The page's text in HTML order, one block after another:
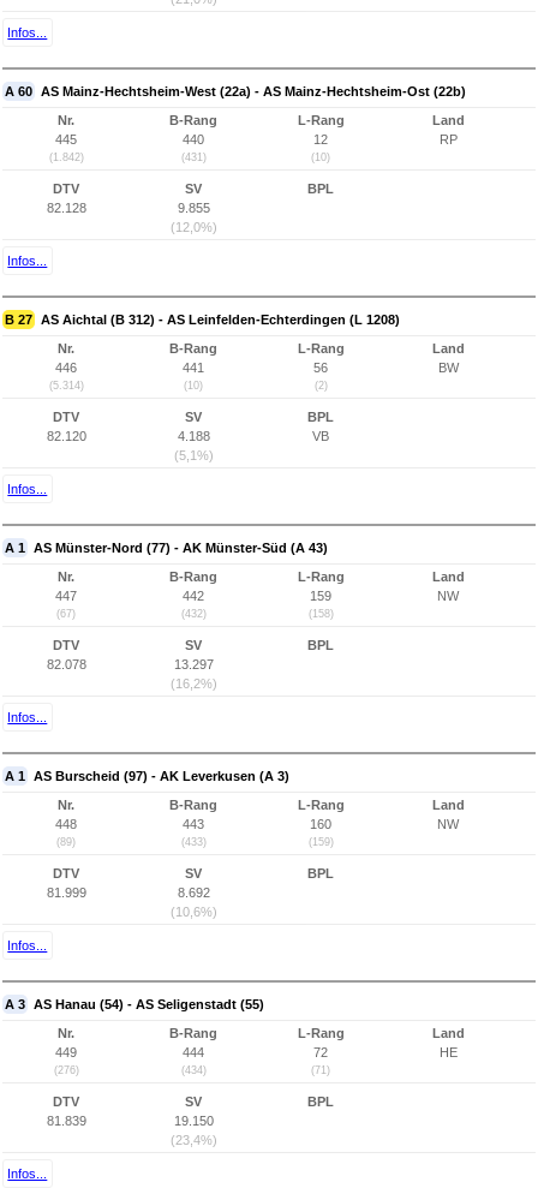
Infos...
A 60 AS Mainz-Hechtsheim-West (22a) - AS Mainz-Hechtsheim-Ost (22b)
Nr.
445
(1.842)
B-Rang
440
(431)
L-Rang
12
(10)
Land
RP
DTV
82.128
SV
9.855
(12,0%)
BPL
Infos...
B 27 AS Aichtal (B 312) - AS Leinfelden-Echterdingen (L 1208)
Nr.
446
(5.314)
B-Rang
441
(10)
L-Rang
56
(2)
Land
BW
DTV
82.120
SV
4.188
(5,1%)
BPL
VB
Infos...
A 1 AS Münster-Nord (77) - AK Münster-Süd (A 43)
Nr.
447
(67)
B-Rang
442
(432)
L-Rang
159
(158)
Land
NW
DTV
82.078
SV
13.297
(16,2%)
BPL
Infos...
A 1 AS Burscheid (97) - AK Leverkusen (A 3)
Nr.
448
(89)
B-Rang
443
(433)
L-Rang
160
(159)
Land
NW
DTV
81.999
SV
8.692
(10,6%)
BPL
Infos...
A 3 AS Hanau (54) - AS Seligenstadt (55)
Nr.
449
(276)
B-Rang
444
(434)
L-Rang
72
(71)
Land
HE
DTV
81.839
SV
19.150
(23,4%)
BPL
Infos...